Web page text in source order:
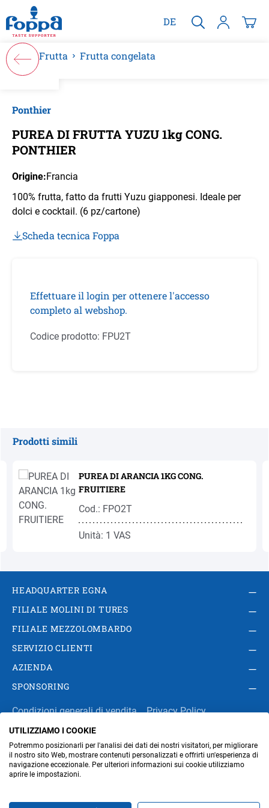
principale
DE
Frutta Frutta congelata
Ponthier
PUREA DI FRUTTA YUZU 1kg CONG.
PONTHIER
Origine:Francia
100% frutta, fatto da frutti Yuzu giapponesi. Ideale per
dolci e cocktail. (6 pz/cartone)
Scheda tecnica Foppa
Effettuare il login per ottenere l'accesso
completo al webshop.
Codice prodotto: FPU2T
Prodotti simili
PUREA DI ARANCIA 1KG CONG.
FRUITIERE
Cod.: FPO2T
Unità: 1 VAS
HEADQUARTER EGNA
FILIALE MOLINI DI TURES
FILIALE MEZZOLOMBARDO
SERVIZIO CLIENTI
AZIENDA
SPONSORING
Condizioni generali di vendita
Privacy Policy
Impressum
Modifica impostazioni dei cookie
Amministrazione
UTILIZZIAMO I COOKIE
Potremmo posizionarli per l'analisi dei dati dei nostri visitatori, per migliorare
il nostro sito Web, mostrare contenuti personalizzati e offrirti un'esperienza di
navigazione eccezionale. Per ulteriori informazioni sui cookie utilizziamo
aprire le impostazioni.